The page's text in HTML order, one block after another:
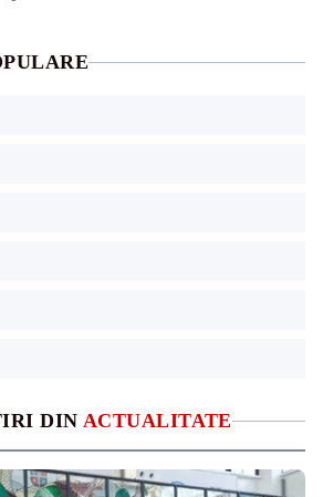
DIN ACTUALITATE